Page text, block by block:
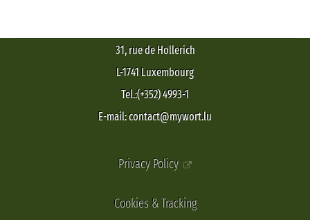
31, rue de Hollerich
L-1741 Luxembourg
Tel.:(+352) 4993-1
E-mail: contact@mywort.lu
Privacy Policy
Cookies & Tracking